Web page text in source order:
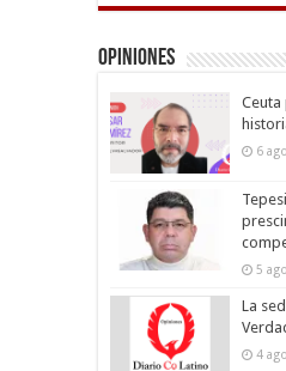
Opiniones
6
5
La
4